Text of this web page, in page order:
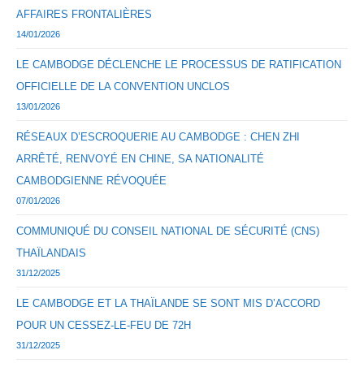
AFFAIRES FRONTALIÈRES
14/01/2026
LE CAMBODGE DÉCLENCHE LE PROCESSUS DE RATIFICATION
OFFICIELLE DE LA CONVENTION UNCLOS
13/01/2026
RÉSEAUX D’ESCROQUERIE AU CAMBODGE : CHEN ZHI
ARRÊTÉ, RENVOYÉ EN CHINE, SA NATIONALITÉ
CAMBODGIENNE RÉVOQUÉE
07/01/2026
COMMUNIQUÉ DU CONSEIL NATIONAL DE SÉCURITÉ (CNS)
THAÏLANDAIS
31/12/2025
LE CAMBODGE ET LA THAÏLANDE SE SONT MIS D’ACCORD
POUR UN CESSEZ-LE-FEU DE 72H
31/12/2025